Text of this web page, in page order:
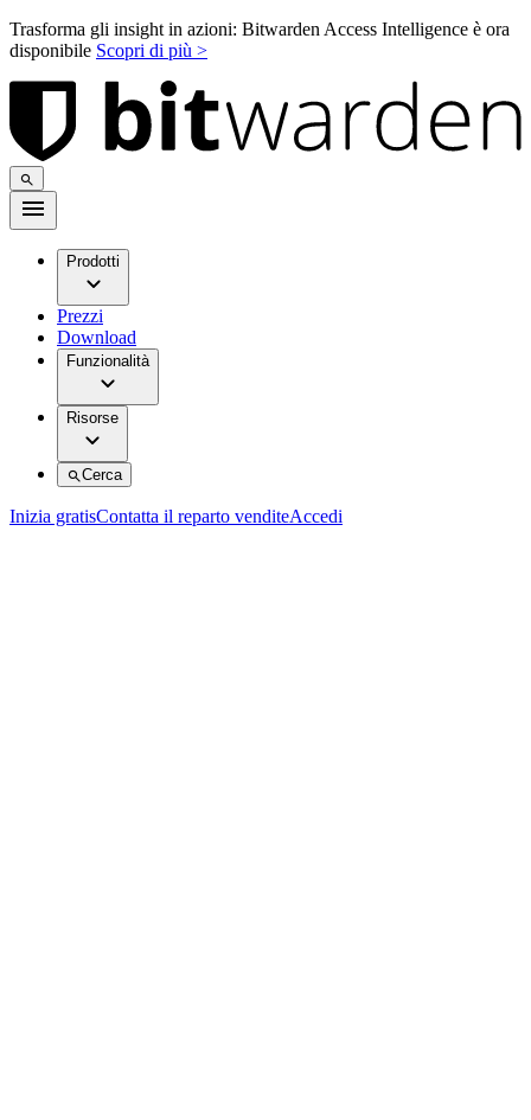
Trasforma gli insight in azioni: Bitwarden Access Intelligence è ora
disponibile Scopri di più >
Prodotti
Prezzi
Download
Funzionalità
Risorse
Cerca
Inizia gratisContatta il reparto venditeAccedi